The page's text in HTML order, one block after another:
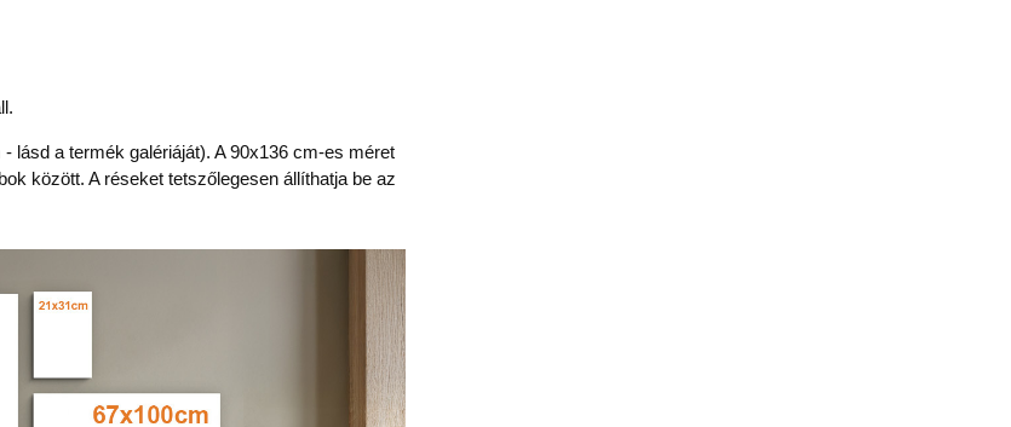
lásd a termék galériáját). A 90x136 cm-es méret
között. A réseket tetszőlegesen állíthatja be az